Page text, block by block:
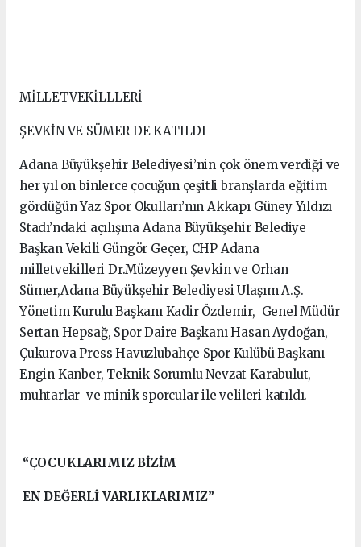
MİLLETVEKİLLLERİ
ŞEVKİN VE SÜMER DE KATILDI
Adana Büyükşehir Belediyesi’nin çok önem verdiği ve
her yıl on binlerce çocuğun çeşitli branşlarda eğitim
gördüğün Yaz Spor Okulları’nın Akkapı Güney Yıldızı
Stadı’ndaki açılışına Adana Büyükşehir Belediye
Başkan Vekili Güngör Geçer, CHP Adana
milletvekilleri Dr.Müzeyyen Şevkin ve Orhan
Sümer,Adana Büyükşehir Belediyesi Ulaşım A.Ş.
Yönetim Kurulu Başkanı Kadir Özdemir, Genel Müdür
Sertan Hepsağ, Spor Daire Başkanı Hasan Aydoğan,
Çukurova Press Havuzlubahçe Spor Kulübü Başkanı
Engin Kanber, Teknik Sorumlu Nevzat Karabulut,
muhtarlar ve minik sporcular ile velileri katıldı.
“ÇOCUKLARIMIZ BİZİM
EN DEĞERLİ VARLIKLARIMIZ”